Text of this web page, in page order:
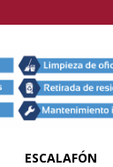
ESCALAFÓN